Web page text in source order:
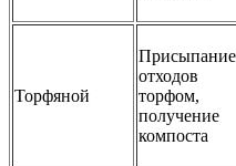
Торфяной
Присыпание
отходов
торфом,
получение
компоста